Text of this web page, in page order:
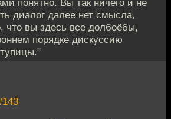
диалог далее нет смысла,
что вы здесь все долбоёбы,
порядке дискуссию